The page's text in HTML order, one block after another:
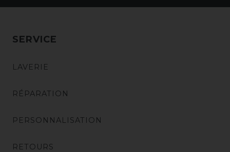
SERVICE
LAVERIE
RÉPARATION
PERSONNALISATION
RETOURS